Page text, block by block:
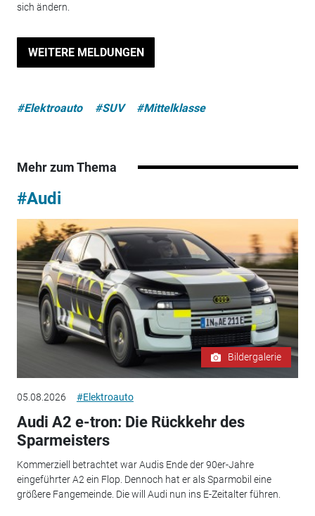
sich ändern.
WEITERE MELDUNGEN
#Elektroauto #SUV #Mittelklasse
Mehr zum Thema
#Audi
Bildergalerie
05.08.2026 #Elektroauto
Audi A2 e-tron: Die Rückkehr des
Sparmeisters
Kommerziell betrachtet war Audis Ende der 90er-Jahre
eingeführter A2 ein Flop. Dennoch hat er als Sparmobil eine
größere Fangemeinde. Die will Audi nun ins E-Zeitalter führen.